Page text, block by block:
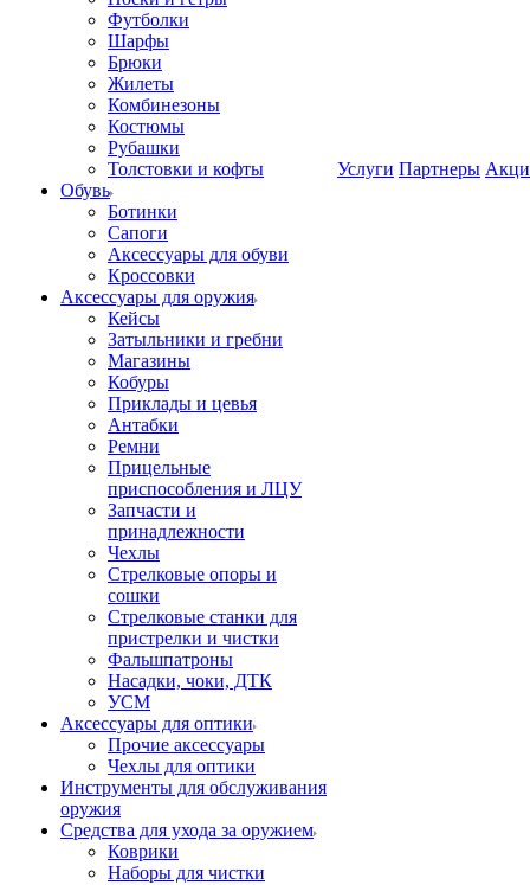
Футболки
Шарфы
Брюки
Жилеты
Комбинезоны
Костюмы
Рубашки
Толстовки и кофты
Обувь
Ботинки
Сапоги
Аксессуары для обуви
Кроссовки
Аксессуары для оружия
Кейсы
Затыльники и гребни
Магазины
Кобуры
Приклады и цевья
Антабки
Ремни
Прицельные
приспособления и ЛЦУ
Запчасти и
принадлежности
Чехлы
Стрелковые опоры и
сошки
Стрелковые станки для
пристрелки и чистки
Фальшпатроны
Насадки, чоки, ДТК
УСМ
Аксессуары для оптики
Прочие аксессуары
Чехлы для оптики
Инструменты для обслуживания
оружия
Средства для ухода за оружием
Коврики
Наборы для чистки
Услуги Партнеры